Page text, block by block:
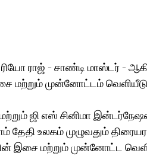
- ரியோ ராஜ் - சாண்டி மாஸ்டர் -
மற்றும் முன்னோட்டம் வெளியீடு
ஜி எஸ் சினிமா
தேதி உலகம் முழுவதும்
இசை மற்றும் முன்னோட்ட